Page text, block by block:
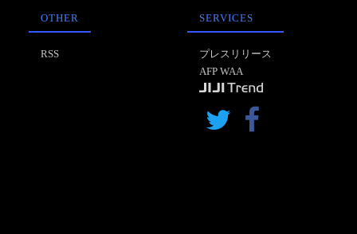
OTHER
RSS
SERVICES
プレスリリース
AFP WAA